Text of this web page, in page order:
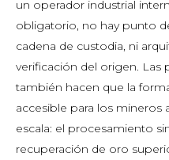
un operador industrial
obligatorio, no hay punto
cadena de custodia, ni
verificación del origen. Las
también hacen que la
accesible para los mineros
escala: el procesamiento
recuperación de oro